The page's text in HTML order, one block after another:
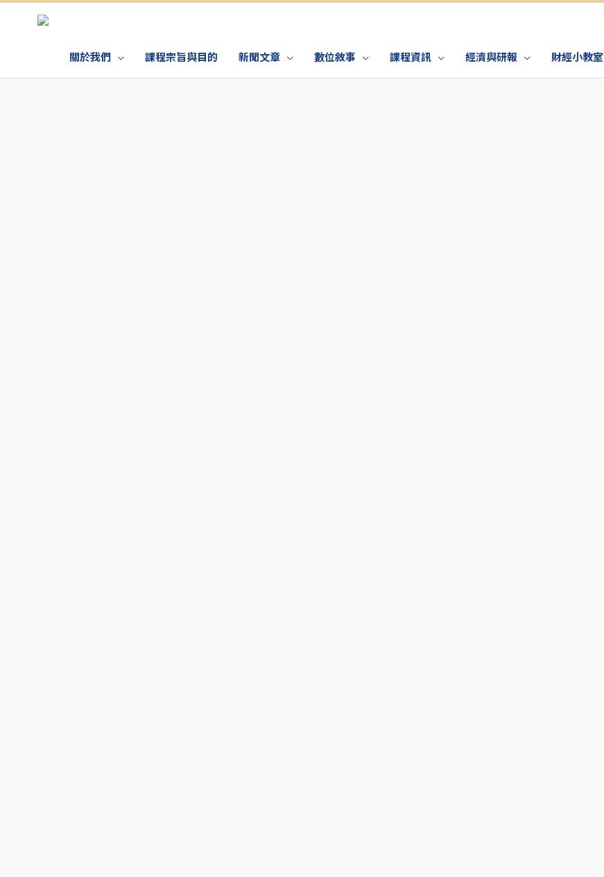
關於我們 課程宗旨與目的 新聞文章 數位敘事 課程資訊 經濟與研報 財經小教室